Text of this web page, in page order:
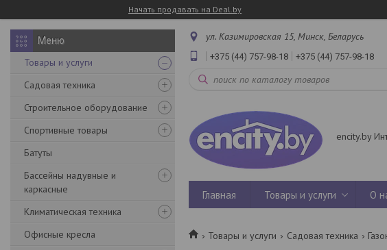
Начать продавать на Deal.by
Товары и услуги
Садовая техника
Строительное оборудование
Спортивные товары
Батуты
Бассейны надувные и
каркасные
Климатическая техника
Офисные кресла
ул. Казимировская 15, Минск, Беларусь
+375 (44) 757-98-18 +375 (44) 757-98-18
encity.by
Главная Товары и услуги О
Товары и услуги Садовая техника